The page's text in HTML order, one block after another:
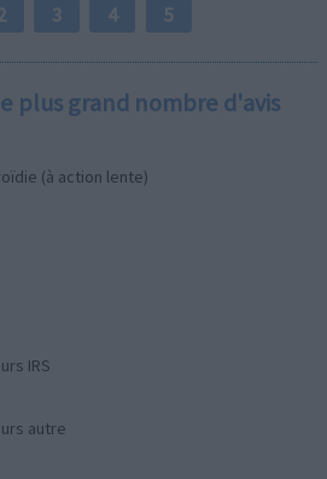
3 4 5
plus grand nombre d'avis
(à action lente)
IRS
autre